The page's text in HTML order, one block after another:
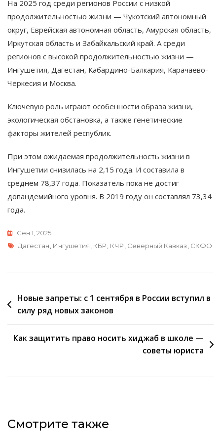
На 2025 год среди регионов России с низкой
продолжительностью жизни — Чукотский автономный
округ, Еврейская автономная область, Амурская область,
Иркутская область и Забайкальский край. А среди
регионов с высокой продолжительностью жизни —
Ингушетия, Дагестан, Кабардино-Балкария, Карачаево-
Черкесия и Москва.
Ключевую роль играют особенности образа жизни,
экологическая обстановка, а также генетические
факторы жителей республик.
При этом ожидаемая продолжительность жизни в
Ингушетии снизилась на 2,15 года. И составила в
среднем 78,37 года. Показатель пока не достиг
допандемийного уровня. В 2019 году он составлял 73,34
года.
Сен 1, 2025
Метки
Дагестан, Ингушетия, КБР, КЧР, Северный Кавказ, СКФО
Навигация
по
Новые запреты: с 1 сентября в России вступил в
силу ряд новых законов
Как защитить право носить хиджаб в школе —
советы юриста
Смотрите также